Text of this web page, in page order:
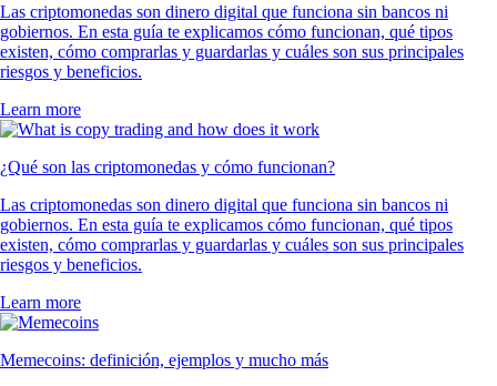
Las criptomonedas son dinero digital que funciona sin bancos ni
gobiernos. En esta guía te explicamos cómo funcionan, qué tipos
existen, cómo comprarlas y guardarlas y cuáles son sus principales
riesgos y beneficios.
Learn more
¿Qué son las criptomonedas y cómo funcionan?
Las criptomonedas son dinero digital que funciona sin bancos ni
gobiernos. En esta guía te explicamos cómo funcionan, qué tipos
existen, cómo comprarlas y guardarlas y cuáles son sus principales
riesgos y beneficios.
Learn more
Memecoins: definición, ejemplos y mucho más